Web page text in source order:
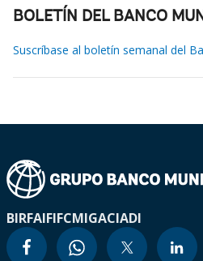
BOLETÍN DEL BANCO
Suscríbase al boletín semanal del
BIRFAIFIFCMIGACIADI